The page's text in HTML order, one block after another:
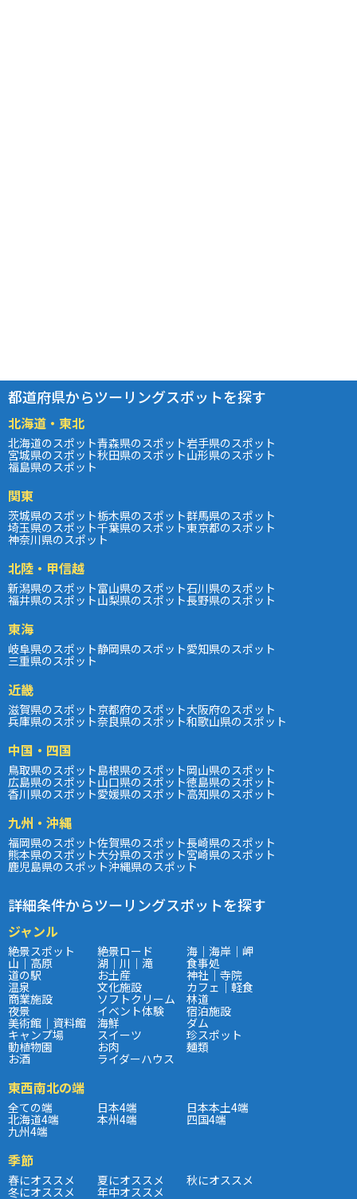
都道府県からツーリングスポットを探す
北海道・東北
北海道のスポット青森県のスポット岩手県のスポット
宮城県のスポット秋田県のスポット山形県のスポット
福島県のスポット
関東
茨城県のスポット栃木県のスポット群馬県のスポット
埼玉県のスポット千葉県のスポット東京都のスポット
神奈川県のスポット
北陸・甲信越
新潟県のスポット富山県のスポット石川県のスポット
福井県のスポット山梨県のスポット長野県のスポット
東海
岐阜県のスポット静岡県のスポット愛知県のスポット
三重県のスポット
近畿
滋賀県のスポット京都府のスポット大阪府のスポット
兵庫県のスポット奈良県のスポット和歌山県のスポット
中国・四国
鳥取県のスポット島根県のスポット岡山県のスポット
広島県のスポット山口県のスポット徳島県のスポット
香川県のスポット愛媛県のスポット高知県のスポット
九州・沖縄
福岡県のスポット佐賀県のスポット長崎県のスポット
熊本県のスポット大分県のスポット宮崎県のスポット
鹿児島県のスポット沖縄県のスポット
詳細条件からツーリングスポットを探す
ジャンル
絶景スポット 絶景ロード 海｜海岸｜岬
山｜高原 湖｜川｜滝 食事処
道の駅 お土産 神社｜寺院
温泉 文化施設 カフェ｜軽食
商業施設 ソフトクリーム 林道
夜景 イベント体験 宿泊施設
美術館｜資料館 海鮮 ダム
キャンプ場 スイーツ 珍スポット
動植物園 お肉 麺類
お酒 ライダーハウス
東西南北の端
全ての端 日本4端 日本本土4端
北海道4端 本州4端 四国4端
九州4端
季節
春にオススメ 夏にオススメ 秋にオススメ
冬にオススメ 年中オススメ